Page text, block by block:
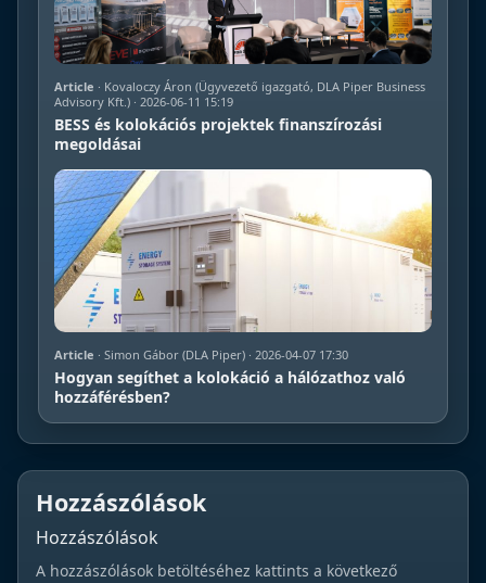
Article · Kovaloczy Áron (Ügyvezető igazgató, DLA Piper Business
Advisory Kft.) · 2026-06-11 15:19
BESS és kolokációs projektek finanszírozási
megoldásai
Article · Simon Gábor (DLA Piper) · 2026-04-07 17:30
Hogyan segíthet a kolokáció a hálózathoz való
hozzáférésben?
Hozzászólások
Hozzászólások
A hozzászólások betöltéséhez kattints a következő